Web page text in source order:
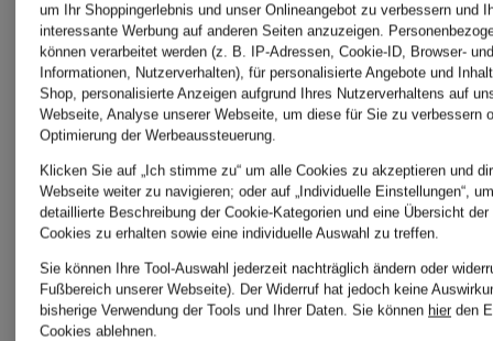
Bestpreis:
55,24 €
Ursprünglich:
129,95 €
× DFB
Travel
Collection
59,99 €
Bestpreis:
50,99 €
119,95 €
um Ihr Shoppingerlebnis und unser Onlineangebot zu verbessern und
interessante Werbung auf anderen Seiten anzuzeigen.
können verarbeitet werden (z. B. IP-Adressen, Cookie-ID, Browser-
Informationen, Nutzerverhalten), für personalisierte Angebote und
Shop, personalisierte Anzeigen aufgrund Ihres Nutzerverhaltens auf
Webseite, Analyse unserer Webseite, um diese für Sie zu verbessern
Optimierung der Werbeaussteuerung.
Klicken Sie auf „Ich stimme zu“ um alle Cookies zu akzeptieren und
Webseite weiter zu navigieren; oder auf „Individuelle Einstellungen“,
detaillierte Beschreibung der Cookie-Kategorien und eine Übersicht
Cookies zu erhalten sowie eine individuelle Auswahl zu treffen.
Sie können Ihre Tool-Auswahl jederzeit nachträglich ändern oder
Fußbereich unserer Webseite). Der Widerruf hat jedoch keine
bisherige Verwendung der Tools und Ihrer Daten. Sie können hier den
Cookies ablehnen.